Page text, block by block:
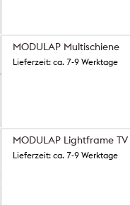
MODULAP Multischiene
Lieferzeit: ca. 7-9 Werktage
MODULAP Lightframe
Lieferzeit: ca. 7-9 Werktage